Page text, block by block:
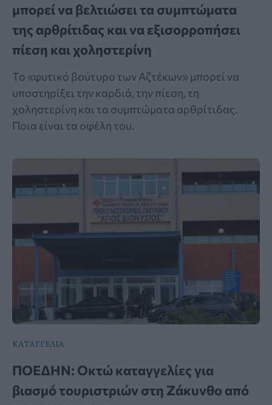
μπορεί να βελτιώσει τα συμπτώματα
της αρθρίτιδας και να εξισορροπήσει
πίεση και χοληστερίνη
Το «φυτικό βούτυρο των Αζτέκων» μπορεί να
υποστηρίξει την καρδιά, την πίεση, τη
χοληστερίνη και τα συμπτώματα αρθρίτιδας.
Ποια είναι τα οφέλη του.
ΚΑΤΑΓΓΕΛΙΑ
ΠΟΕΔΗΝ: Οκτώ καταγγελίες για
βιασμό τουριστριών στη Ζάκυνθο από